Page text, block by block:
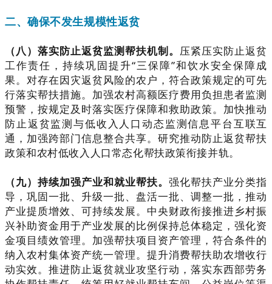
二、确保不发生规模性返贫
（八）落实防止返贫监测帮扶机制。 压紧压实防止返贫
工作责任，持续巩固提升“三保障”和饮水安全保障成
果。对存在因灾返贫风险的农户，符合政策规定的可先
行落实帮扶措施。加强农村高额医疗费用负担患者监测
预警，按规定及时落实医疗保障和救助政策。加快推动
防止返贫监测与低收入人口动态监测信息平台互联互
通，加强跨部门信息整合共享。研究推动防止返贫帮扶
政策和农村低收入人口常态化帮扶政策衔接并轨。
（九）持续加强产业和就业帮扶。强化帮扶产业分类指
导，巩固一批、升级一批、盘活一批、调整一批，推动
产业提质增效、可持续发展。中央财政衔接推进乡村振
兴补助资金用于产业发展的比例保持总体稳定，强化资
金项目绩效管理。加强帮扶项目资产管理，符合条件的
纳入农村集体资产统一管理。提升消费帮扶助农增收行
动实效。推进防止返贫就业攻坚行动，落实东西部劳务